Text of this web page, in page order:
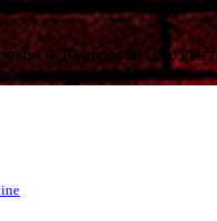
4-20 игроков Возраст